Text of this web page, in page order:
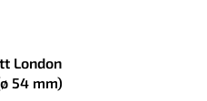
London
54 mm)